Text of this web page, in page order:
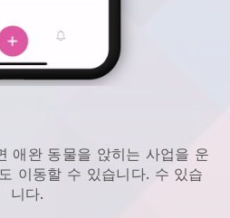
애완 동물을 앉히는 사업을 운
이동할 수 있습니다. 수 있습
니다.